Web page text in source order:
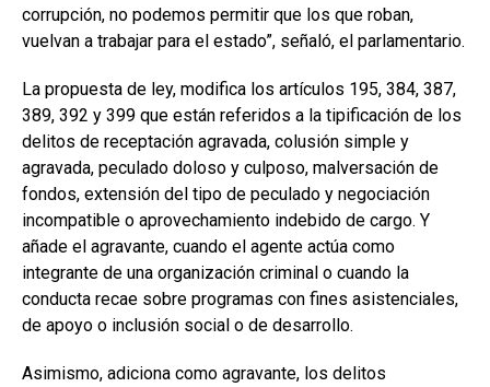
corrupción, no podemos permitir que los que roban,
vuelvan a trabajar para el estado”, señaló, el parlamentario.
La propuesta de ley, modifica los artículos 195, 384, 387,
389, 392 y 399 que están referidos a la tipificación de los
delitos de receptación agravada, colusión simple y
agravada, peculado doloso y culposo, malversación de
fondos, extensión del tipo de peculado y negociación
incompatible o aprovechamiento indebido de cargo. Y
añade el agravante, cuando el agente actúa como
integrante de una organización criminal o cuando la
conducta recae sobre programas con fines asistenciales,
de apoyo o inclusión social o de desarrollo.
Asimismo, adiciona como agravante, los delitos